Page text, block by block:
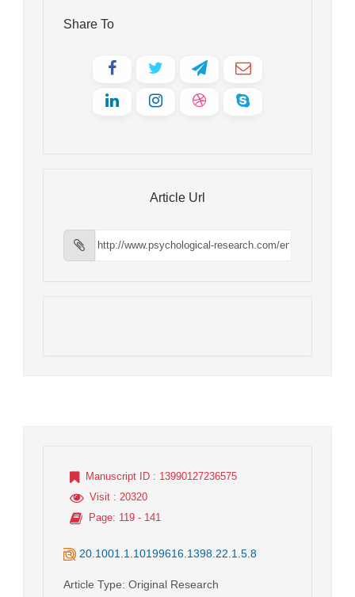
Share To
Article Url
Manuscript ID : 13990127236575
Visit : 20320
Page: 119 - 141
20.1001.1.10199616.1398.22.1.5.8
Article Type: Original Research